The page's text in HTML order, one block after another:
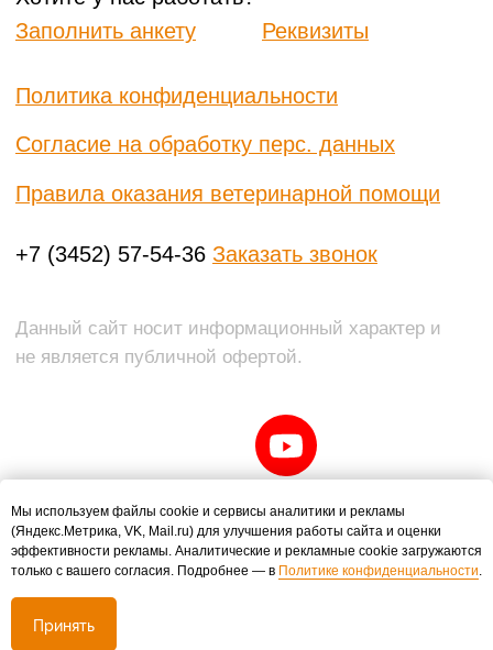
Мы используем файлы cookie и сервисы аналитики и рекламы
(Яндекс.Метрика, VK, Mail.ru) для улучшения работы сайта и оценки
эффективности рекламы. Аналитические и рекламные cookie загружаются
только с вашего согласия. Подробнее — в Политике конфиденциальности
Принять